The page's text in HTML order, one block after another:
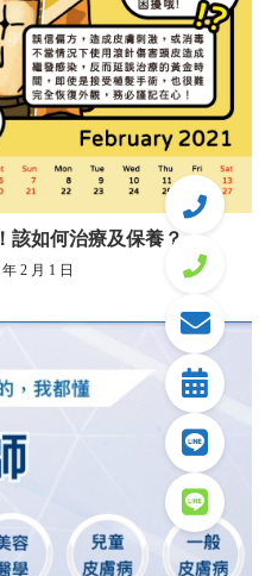
該如何治療及保養？
2 月 1 日